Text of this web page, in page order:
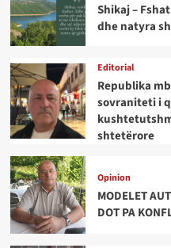
Shikaj –
dhe natyra
Editorial
Republika
sovraniteti i
shtetërore
Opinion
MODELET
DOT PA